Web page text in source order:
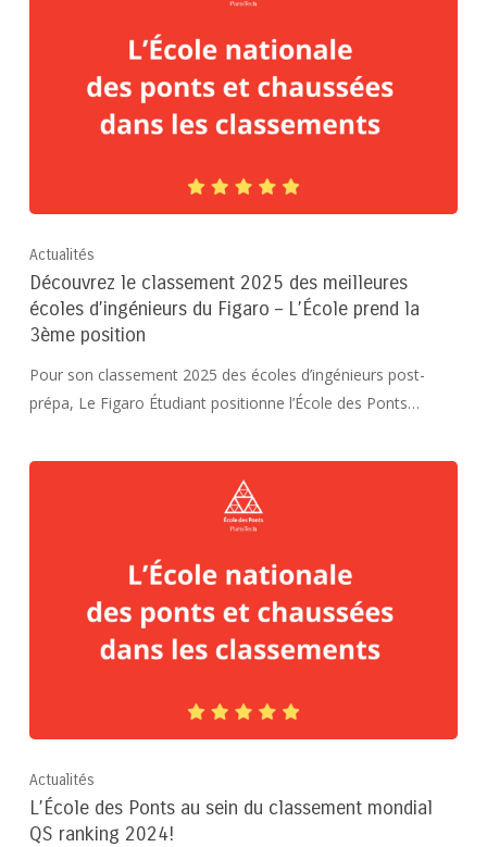
Actualités
Découvrez le classement 2025 des meilleures
écoles d’ingénieurs du Figaro – L’École prend la
3ème position
Pour son classement 2025 des écoles d’ingénieurs post-
prépa, Le Figaro Étudiant positionne l’École des Ponts…
Actualités
L’École des Ponts au sein du classement mondial
QS ranking 2024!